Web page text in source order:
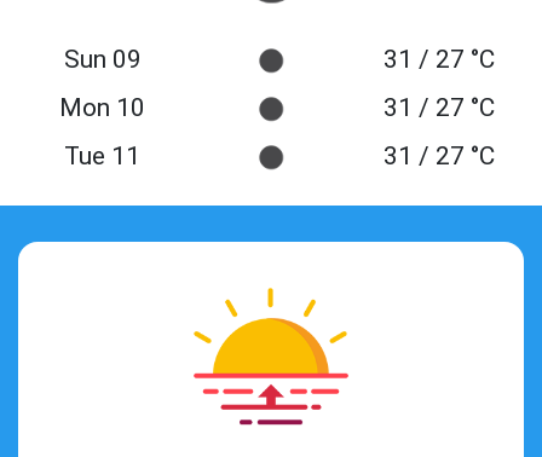
Sun 09
31 / 27 °C
Mon 10
31 / 27 °C
Tue 11
31 / 27 °C